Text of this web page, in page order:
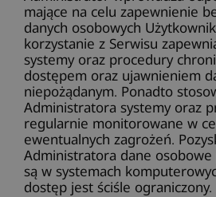
mające na celu zapewnienie
danych osobowych
korzystanie z Serwisu
systemy oraz procedury
dostępem oraz ujawnieniem
niepożądanym. Ponadto
Administratora systemy oraz
regularnie monitorowane w
ewentualnych zagrożeń.
Administratora dane
są w systemach
dostęp jest ściśle ograniczony.